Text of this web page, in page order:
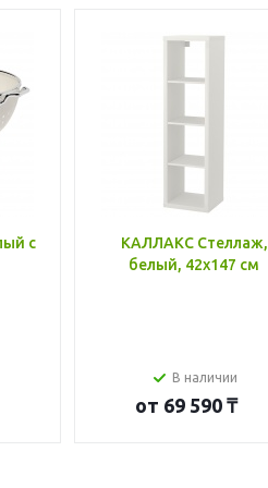
с
КАЛЛАКС Стеллаж,
белый, 42x147 см
В наличии
от 69 590 ₸